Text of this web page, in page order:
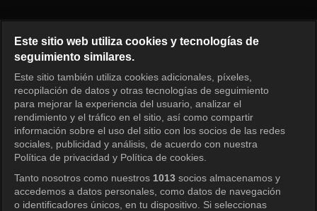
Iniciar sesión
Este sitio web utiliza cookies y tecnologías de
seguimiento similares.
Este sitio también utiliza cookies adicionales, píxeles,
recopilación de datos y otras tecnologías de seguimiento
para mejorar la experiencia del usuario, analizar el
rendimiento y el tráfico en el sitio, así como compartir
información sobre el uso del sitio con los socios de las redes
sociales, publicidad y análisis, de acuerdo con nuestra
Política de privacidad y Política de cookies.
Tanto nosotros como nuestros 1013 socios almacenamos y
accedemos a datos personales, como datos de navegación
o identificadores únicos, en tu dispositivo. Si seleccionas